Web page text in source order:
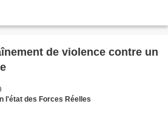
de violence contre un
l'état des Forces Réelles